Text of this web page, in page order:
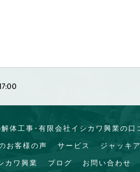
体工事･有限会社イシカワ興業の口
お客様の声
サービス ジャッキ
カワ興業
ブログ お問い合わせ